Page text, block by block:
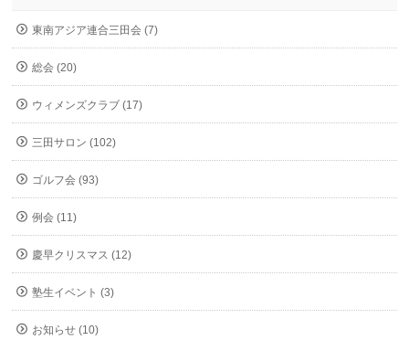
東南アジア連合三田会 (7)
総会 (20)
ウィメンズクラブ (17)
三田サロン (102)
ゴルフ会 (93)
例会 (11)
慶早クリスマス (12)
塾生イベント (3)
お知らせ (10)